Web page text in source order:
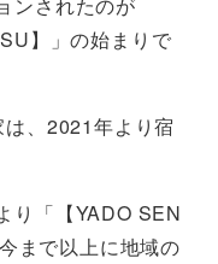
】」の始まりで
、2021年より宿
り「【YADO SEN
まで以上に地域の